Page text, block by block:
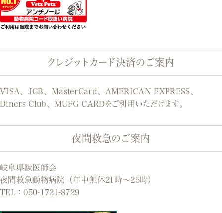
クレジットカード決済のご案内
VISA、JCB、MasterCard、AMERICAN EXPRESS、
Diners Club、MUFG CARDをご利用いただけます。
夜間救急のご案内
岐阜県獣医師会
夜間救急動物病院（年中無休21時～25時）
TEL：050-1721-8729